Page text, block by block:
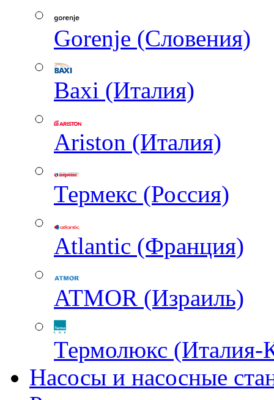
Gorenje (Словения)
Baxi (Италия)
Ariston (Италия)
Термекс (Россия)
Atlantic (Франция)
ATMOR (Израиль)
Термолюкс (Италия-
Насосы и насосные